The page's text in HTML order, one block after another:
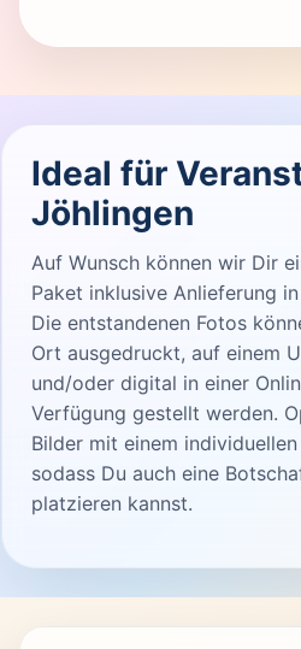
Ideal für
Jöhlingen
Auf Wunsch können wir Dir
Paket inklusive Anlieferung
Die entstandenen Fotos
Ort ausgedruckt, auf einem
und/oder digital in einer
Verfügung gestellt werden.
Bilder mit einem
sodass Du auch eine
platzieren kannst.